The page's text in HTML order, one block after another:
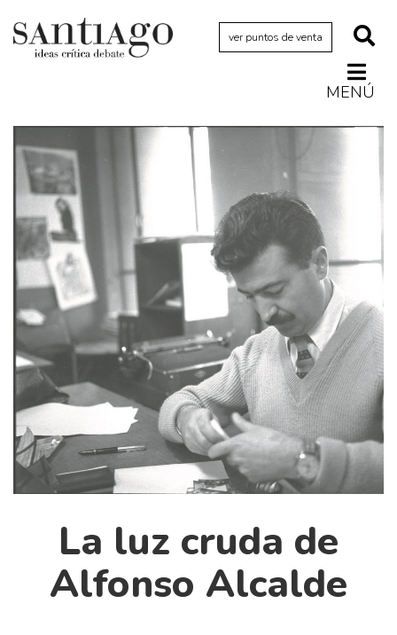
ver puntos de venta
MENÚ
Actualidad
Archivo Cenfoto-UDP
Arquetipos de situación
Artes visuales
Ciencia
Cine y televisión
Ciudad
Cómics
Críticas
Cultura
Diccionario portátil de la literatura chilena
Documentos
Fragmentos
Historia material de los libros
Lagunas mentales
La luz cruda de
Alfonso Alcalde